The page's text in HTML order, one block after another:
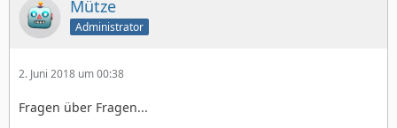
Mütze
Administrator
2. Juni 2018 um 00:38
Fragen über Fragen...